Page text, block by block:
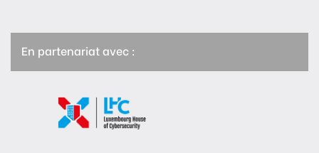
En partenariat avec :